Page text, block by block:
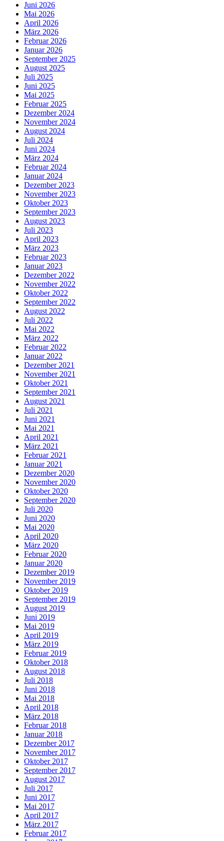
Juni 2026
Mai 2026
April 2026
März 2026
Februar 2026
Januar 2026
September 2025
August 2025
Juli 2025
Juni 2025
Mai 2025
Februar 2025
Dezember 2024
November 2024
August 2024
Juli 2024
Juni 2024
März 2024
Februar 2024
Januar 2024
Dezember 2023
November 2023
Oktober 2023
September 2023
August 2023
Juli 2023
April 2023
März 2023
Februar 2023
Januar 2023
Dezember 2022
November 2022
Oktober 2022
September 2022
August 2022
Juli 2022
Mai 2022
März 2022
Februar 2022
Januar 2022
Dezember 2021
November 2021
Oktober 2021
September 2021
August 2021
Juli 2021
Juni 2021
Mai 2021
April 2021
März 2021
Februar 2021
Januar 2021
Dezember 2020
November 2020
Oktober 2020
September 2020
Juli 2020
Juni 2020
Mai 2020
April 2020
März 2020
Februar 2020
Januar 2020
Dezember 2019
November 2019
Oktober 2019
September 2019
August 2019
Juni 2019
Mai 2019
April 2019
März 2019
Februar 2019
Oktober 2018
August 2018
Juli 2018
Juni 2018
Mai 2018
April 2018
März 2018
Februar 2018
Januar 2018
Dezember 2017
November 2017
Oktober 2017
September 2017
August 2017
Juli 2017
Juni 2017
Mai 2017
April 2017
März 2017
Februar 2017